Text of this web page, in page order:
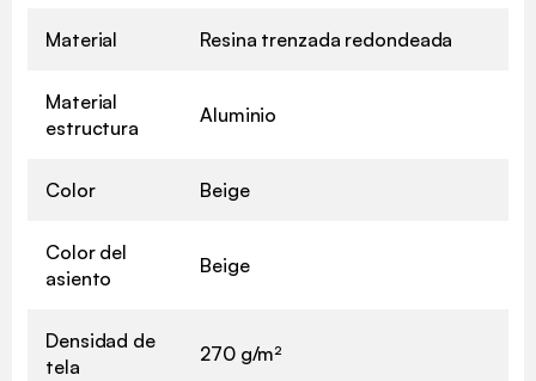
Material Resina trenzada redondeada
Material
estructura
Aluminio
Color Beige
Color del
asiento
Beige
Densidad de
tela
270 g/m²